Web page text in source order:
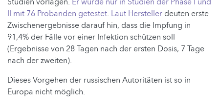
II mit 76 Probanden getestet. Laut Hersteller deuten erste
Zwischenergebnisse darauf hin, dass die Impfung in
91,4% der Fälle vor einer Infektion schützen soll
(Ergebnisse von 28 Tagen nach der ersten Dosis, 7 Tage
nach der zweiten).
Dieses Vorgehen der russischen Autoritäten ist so in
Europa nicht möglich.